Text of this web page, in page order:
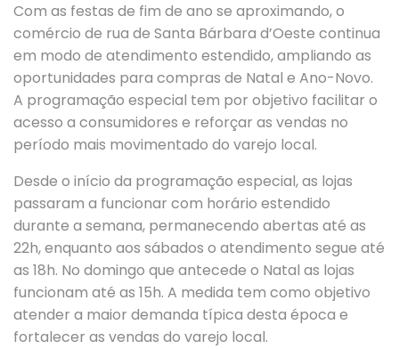
Com as festas de fim de ano se aproximando, o
comércio de rua de Santa Bárbara d’Oeste continua
em modo de atendimento estendido, ampliando as
oportunidades para compras de Natal e Ano-Novo.
A programação especial tem por objetivo facilitar o
acesso a consumidores e reforçar as vendas no
período mais movimentado do varejo local.
Desde o início da programação especial, as lojas
passaram a funcionar com horário estendido
durante a semana, permanecendo abertas até as
22h, enquanto aos sábados o atendimento segue até
as 18h. No domingo que antecede o Natal as lojas
funcionam até as 15h. A medida tem como objetivo
atender a maior demanda típica desta época e
fortalecer as vendas do varejo local.